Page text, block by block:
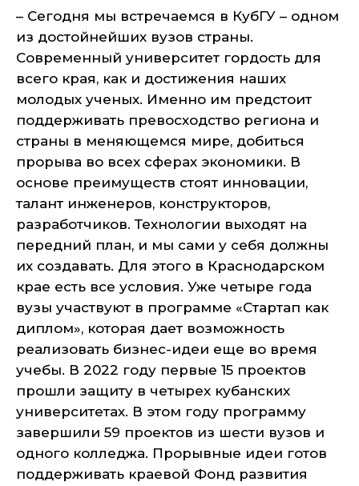
– Сегодня мы встречаемся в КубГУ – одном
из достойнейших вузов страны.
Современный университет гордость для
всего края, как и достижения наших
молодых ученых. Именно им предстоит
поддерживать превосходство региона и
страны в меняющемся мире, добиться
прорыва во всех сферах экономики. В
основе преимуществ стоят инновации,
талант инженеров, конструкторов,
разработчиков. Технологии выходят на
передний план, и мы сами у себя должны
их создавать. Для этого в Краснодарском
крае есть все условия. Уже четыре года
вузы участвуют в программе «Стартап как
диплом», которая дает возможность
реализовать бизнес-идеи еще во время
учебы. В 2022 году первые 15 проектов
прошли защиту в четырех кубанских
университетах. В этом году программу
завершили 59 проектов из шести вузов и
одного колледжа. Прорывные идеи готов
поддерживать краевой Фонд развития